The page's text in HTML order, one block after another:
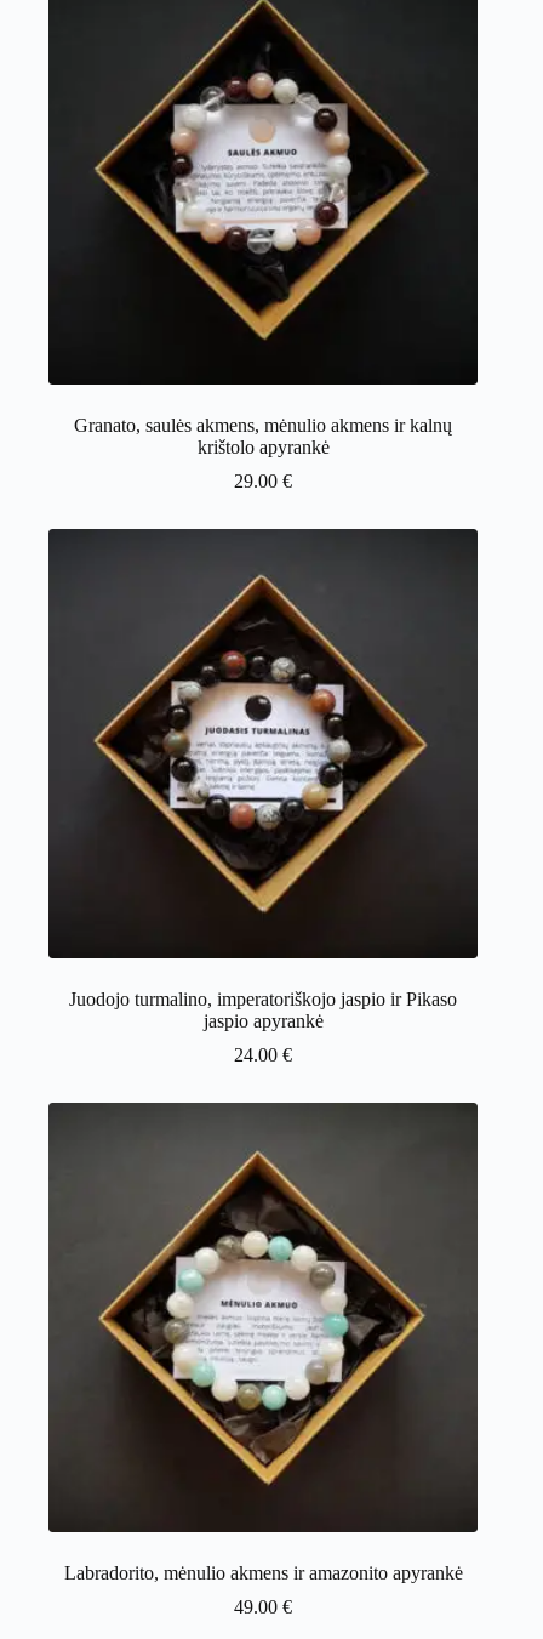
Granato, saulės akmens, mėnulio akmens ir kalnų
krištolo apyrankė
29.00€
Juodojo turmalino, imperatoriškojo jaspio ir Pikaso
jaspio apyrankė
24.00€
Labradorito, mėnulio akmens ir amazonito apyrankė
49.00€